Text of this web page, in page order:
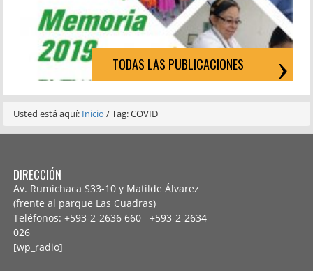
TODAS LAS PUBLICACIONES
Usted está aquí: Inicio/Tag: COVID
DIRECCIÓN
Av. Rumichaca S33-10 y Matilde Álvarez
(frente al parque Las Cuadras)
Teléfonos: +593-2-2636 660 +593-2-2634
026
[wp_radio]